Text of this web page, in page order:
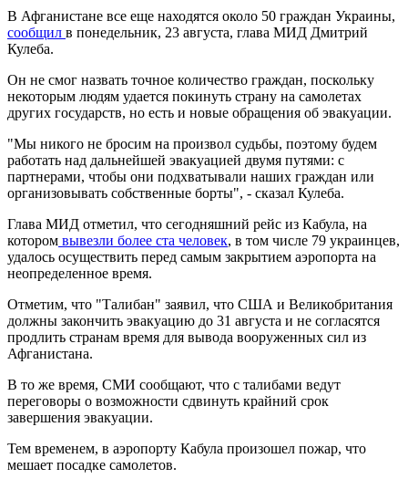
В Афганистане все еще находятся около 50 граждан Украины,
сообщил в понедельник, 23 августа, глава МИД Дмитрий
Кулеба.
Он не смог назвать точное количество граждан, поскольку
некоторым людям удается покинуть страну на самолетах
других государств, но есть и новые обращения об эвакуации.
"Мы никого не бросим на произвол судьбы, поэтому будем
работать над дальнейшей эвакуацией двумя путями: с
партнерами, чтобы они подхватывали наших граждан или
организовывать собственные борты", - сказал Кулеба.
Глава МИД отметил, что сегодняшний рейс из Кабула, на
котором вывезли более ста человек, в том числе 79 украинцев,
удалось осуществить перед самым закрытием аэропорта на
неопределенное время.
Отметим, что "Талибан" заявил, что США и Великобритания
должны закончить эвакуацию до 31 августа и не согласятся
продлить странам время для вывода вооруженных сил из
Афганистана.
В то же время, СМИ сообщают, что с талибами ведут
переговоры о возможности сдвинуть крайний срок
завершения эвакуации.
Тем временем, в аэропорту Кабула произошел пожар, что
мешает посадке самолетов.